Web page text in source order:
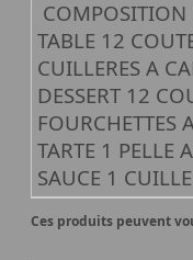
COMPOSITION
TABLE 12
CUILLERES A
DESSERT 12
FOURCHETTES
TARTE 1 PELLE
SAUCE 1
Ces produits peuvent